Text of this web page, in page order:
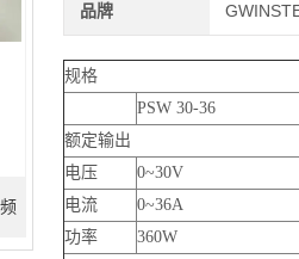
品牌
规格
PSW 30-36
额定输出
电压
0~30V
电流
0~36A
功率
360W